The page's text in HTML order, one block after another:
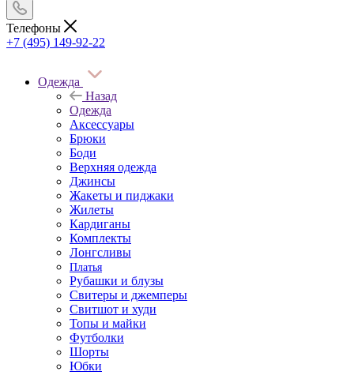
Телефоны
+7 (495) 149-92-22
Одежда
Назад
Одежда
Аксессуары
Брюки
Боди
Верхняя одежда
Джинсы
Жакеты и пиджаки
Жилеты
Кардиганы
Комплекты
Лонгсливы
Платья
Рубашки и блузы
Свитеры и джемперы
Свитшот и худи
Топы и майки
Футболки
Шорты
Юбки